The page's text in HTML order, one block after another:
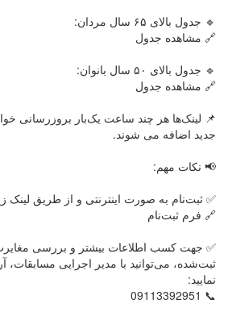
🔹 جدول بالای ۶۵ سال مردان:
🔗 مشاهده جدول
🔹 جدول بالای ۵۰ سال بانوان:
🔗 مشاهده جدول
📌 لینک‌ها هر چند ساعت یک‌بار بروزرسانی
جدید اضافه می شوند.
📢 نکات مهم:
✅ ثبت‌نام به صورت اینترنتی و از طریق لینک
🔗 فرم ثبت‌نام
✅ جهت کسب اطلاعات بیشتر و بررسی
ثبت‌شده، می‌توانید با مدیر اجرایی مسابقات،
نمایید:
📞 09113392951